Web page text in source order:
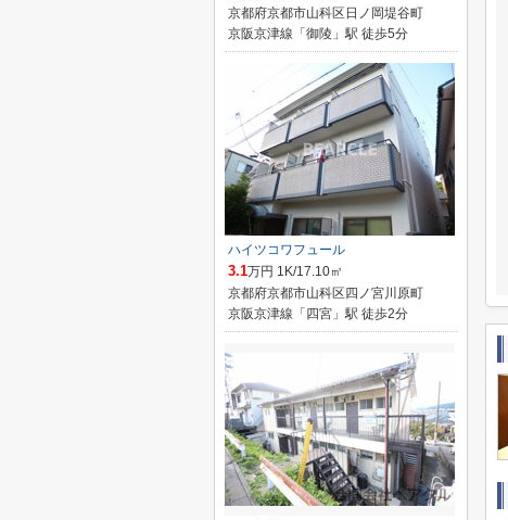
京都府京都市山科区日ノ岡堤谷町
京阪京津線「御陵」駅 徒歩5分
ハイツコワフュール
3.1万円 1K/17.10㎡
京都府京都市山科区四ノ宮川原町
京阪京津線「四宮」駅 徒歩2分